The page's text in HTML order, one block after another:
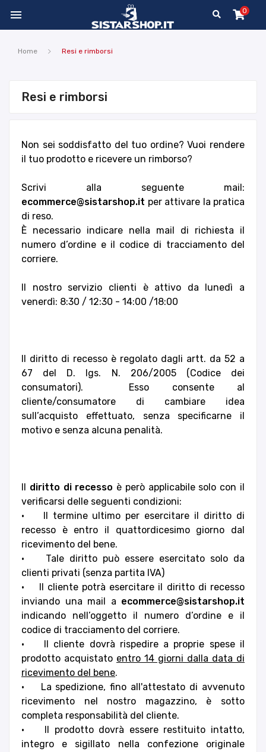
 0
Home Resi e rimborsi
Resi e rimborsi
Non sei soddisfatto del tuo ordine? Vuoi rendere
il tuo prodotto e ricevere un rimborso?
Scrivi alla seguente mail:
ecommerce@sistarshop.it per attivare la pratica
di reso.
È necessario indicare nella mail di richiesta il
numero d’ordine e il codice di tracciamento del
corriere.
Il nostro servizio clienti è attivo da lunedì a
venerdì: 8:30 / 12:30 - 14:00 /18:00
Il diritto di recesso è regolato dagli artt. da 52 a
67 del D. lgs. N. 206/2005 (Codice dei
consumatori). Esso consente al
cliente/consumatore di cambiare idea
sull’acquisto effettuato, senza specificarne il
motivo e senza alcuna penalità.
Il diritto di recesso è però applicabile solo con il
verificarsi delle seguenti condizioni:
• Il termine ultimo per esercitare il diritto di
recesso è entro il quattordicesimo giorno dal
ricevimento del bene.
• Tale diritto può essere esercitato solo da
clienti privati (senza partita IVA)
• Il cliente potrà esercitare il diritto di recesso
inviando una mail a ecommerce@sistarshop.it
indicando nell’oggetto il numero d’ordine e il
codice di tracciamento del corriere.
• Il cliente dovrà rispedire a proprie spese il
prodotto acquistato entro 14 giorni dalla data di
ricevimento del bene.
• La spedizione, fino all'attestato di avvenuto
ricevimento nel nostro magazzino, è sotto
completa responsabilità del cliente.
• Il prodotto dovrà essere restituito intatto,
integro e sigillato nella confezione originale